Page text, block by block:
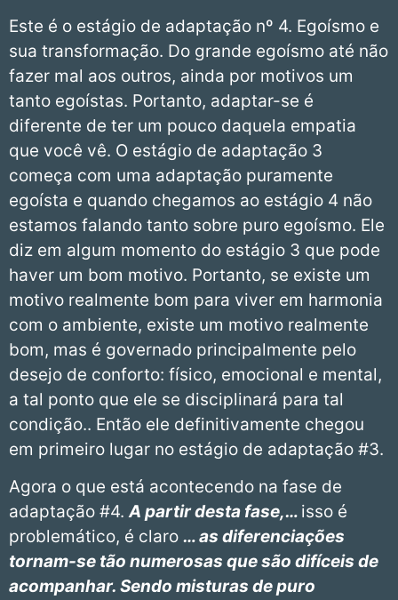
Este é o estágio de adaptação nº 4. Egoísmo e
sua transformação. Do grande egoísmo até não
fazer mal aos outros, ainda por motivos um
tanto egoístas. Portanto, adaptar-se é
diferente de ter um pouco daquela empatia
que você vê. O estágio de adaptação 3
começa com uma adaptação puramente
egoísta e quando chegamos ao estágio 4 não
estamos falando tanto sobre puro egoísmo. Ele
diz em algum momento do estágio 3 que pode
haver um bom motivo. Portanto, se existe um
motivo realmente bom para viver em harmonia
com o ambiente, existe um motivo realmente
bom, mas é governado principalmente pelo
desejo de conforto: físico, emocional e mental,
a tal ponto que ele se disciplinará para tal
condição.. Então ele definitivamente chegou
em primeiro lugar no estágio de adaptação #3.
Agora o que está acontecendo na fase de
adaptação #4.A partir desta fase,… isso é
problemático, é claro … as diferenciações
tornam-se tão numerosas que são difíceis de
acompanhar. Sendo misturas de puro